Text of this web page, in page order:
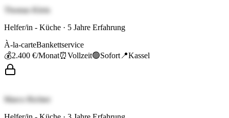
Thomas Klein
Helfer/in - Küche · 5 Jahre Erfahrung
À-la-carteBankettservice
💰2.400 €/Monat⏰Vollzeit🟢Sofort 📍Kassel
Marco Richter